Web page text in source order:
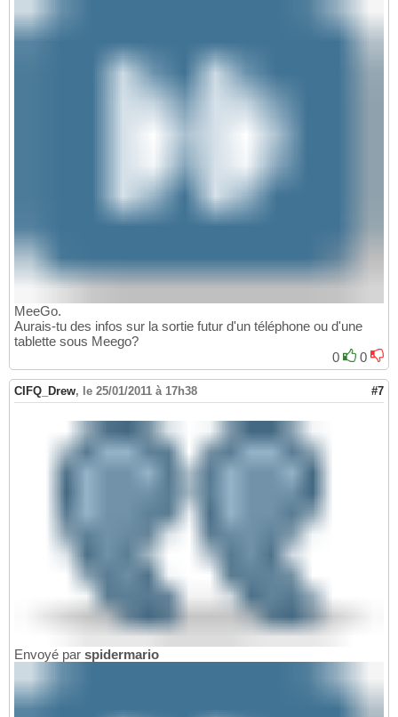
MeeGo.
Aurais-tu des infos sur la sortie futur d'un téléphone ou d'une
tablette sous Meego?
0
0
CIFQ_Drew, le 25/01/2011 à 17h38 #7
Envoyé par spidermario